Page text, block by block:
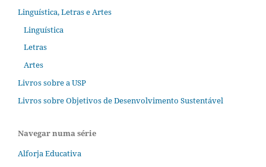
Linguística, Letras e Artes
Linguística
Letras
Artes
Livros sobre a USP
Livros sobre Objetivos de Desenvolvimento Sustentável
Navegar numa série
Alforja Educativa